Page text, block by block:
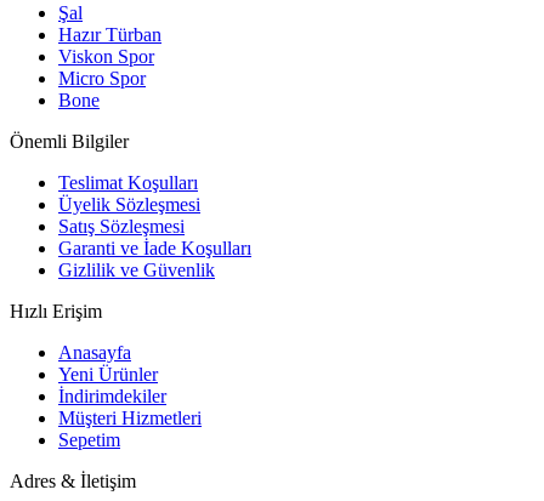
Şal
Hazır Türban
Viskon Spor
Micro Spor
Bone
Önemli Bilgiler
Teslimat Koşulları
Üyelik Sözleşmesi
Satış Sözleşmesi
Garanti ve İade Koşulları
Gizlilik ve Güvenlik
Hızlı Erişim
Anasayfa
Yeni Ürünler
İndirimdekiler
Müşteri Hizmetleri
Sepetim
Adres & İletişim